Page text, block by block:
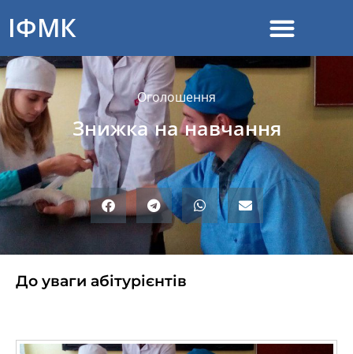
ІФМК
Оголошення
Знижка на навчання
До уваги абітурієнтів